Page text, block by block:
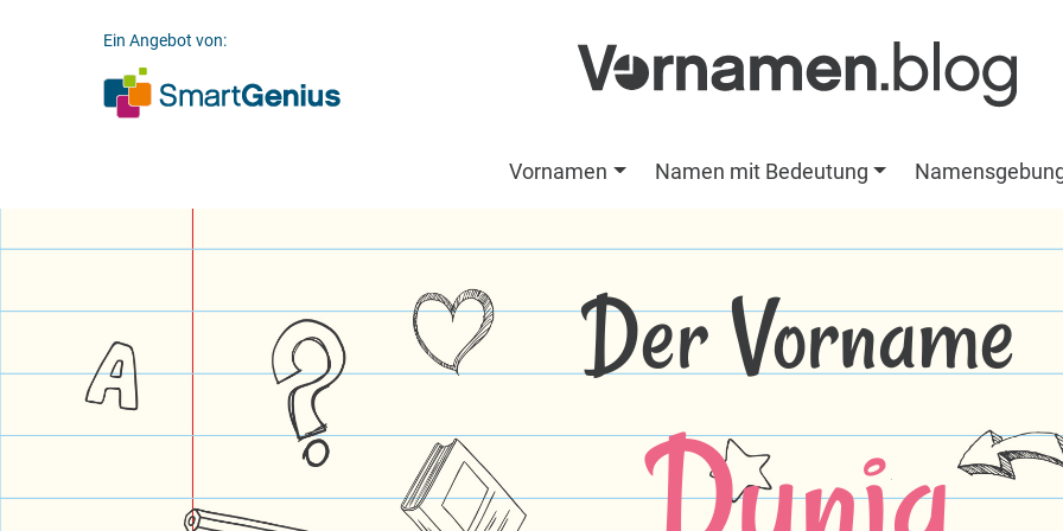
Ein Angebot von:
Vornamen Namen mit Bedeutung
Der Vorname